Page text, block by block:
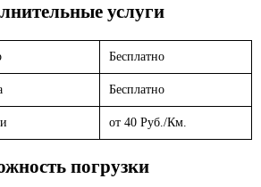
услуги
Бесплатно
Бесплатно
от 40 Руб./Км.
погрузки